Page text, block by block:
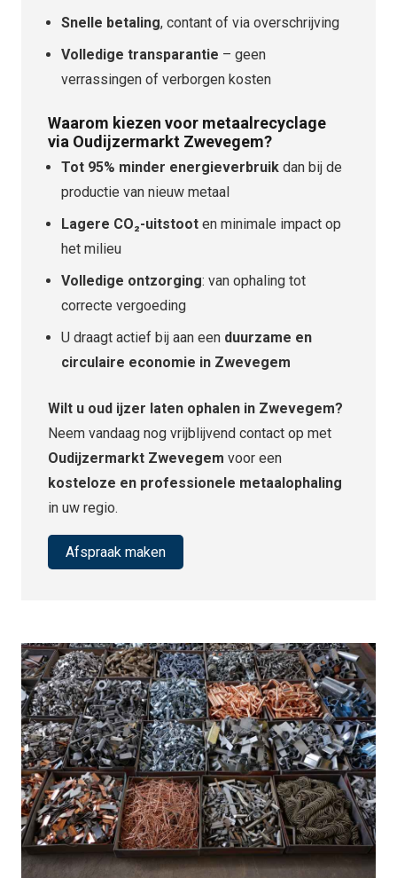
Snelle betaling, contant of via overschrijving
Volledige transparantie – geen
verrassingen of verborgen kosten
Waarom kiezen voor metaalrecyclage
via Oudijzermarkt Zwevegem?
Tot 95% minder energieverbruik dan bij de
productie van nieuw metaal
Lagere CO₂-uitstoot en minimale impact op
het milieu
Volledige ontzorging: van ophaling tot
correcte vergoeding
U draagt actief bij aan een duurzame en
circulaire economie in Zwevegem
Wilt u oud ijzer laten ophalen in Zwevegem?
Neem vandaag nog vrijblijvend contact op met
Oudijzermarkt Zwevegem voor een
kosteloze en professionele metaalophaling
in uw regio.
Afspraak maken